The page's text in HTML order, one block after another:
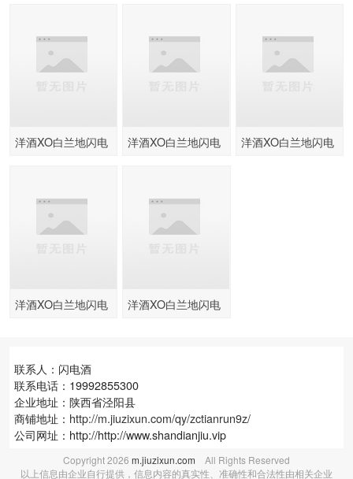
洋酒XO白兰地闪电
洋酒XO白兰地闪电
洋酒XO白兰地闪电
洋酒XO白兰地闪电
洋酒XO白兰地闪电
联系人：闪电酒
联系电话：19992855300
企业地址：陕西省泾阳县
商铺地址： http://m.jiuzixun.com/qy/zctianrun9z/
公司网址：http://http://www.shandianjiu.vip
Copyright2026 m.jiuzixun.com All Rights Reserved
以上信息由企业自行提供，信息内容的真实性、准确性和合法性由相关企业